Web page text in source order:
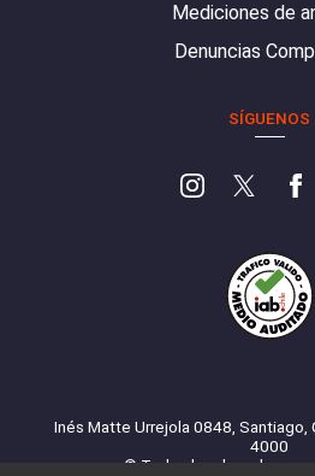
Mediciones de
Denuncias
SÍGUENOS
Inés Matte Urrejola 0848, Santiago,
4000
© Todos los derechos